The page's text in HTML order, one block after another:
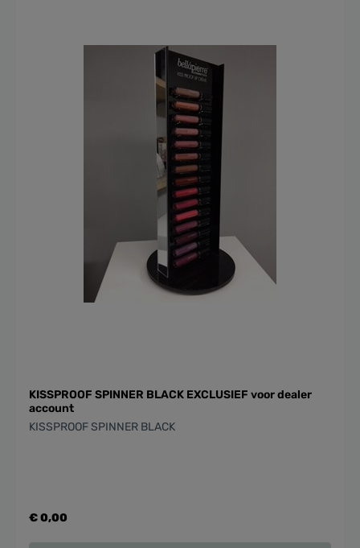
KISSPROOF SPINNER BLACK EXCLUSIEF voor dealer
account
KISSPROOF SPINNER BLACK
€ 0,00